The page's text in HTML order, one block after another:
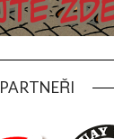
PARTNEŘI